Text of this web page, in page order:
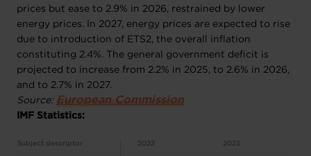
prices but ease to 2.9% in 2026, restrained by lower
energy prices. In 2027, energy prices are expected to rise
due to introduction of ETS2, the overall inflation
constituting 2.4%. The general government deficit is
projected to increase from 2.2% in 2025, to 2.6% in 2026,
and to 2.7% in 2027.
Source: European Commission
IMF Statistics:
Subject descriptor 2022 2023